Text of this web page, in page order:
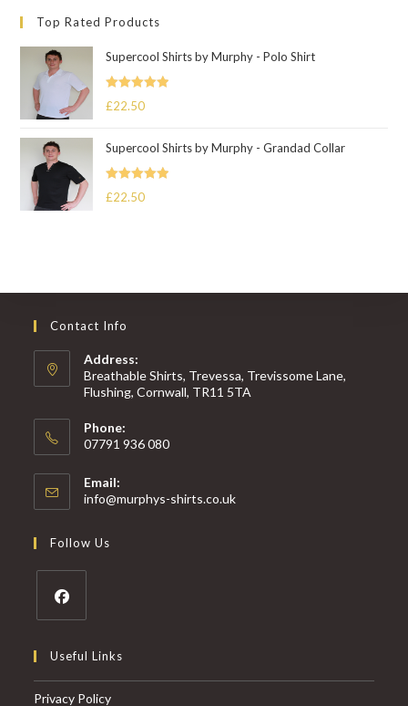
Top Rated Products
Supercool Shirts by Murphy - Polo Shirt
Rated 5.00
£22.50
Supercool Shirts by Murphy - Grandad Collar
Rated 5.00
£22.50
Contact Info
Address:
Breathable Shirts, Trevessa, Trevissome Lane,
Flushing, Cornwall, TR11 5TA
Phone:
07791 936 080
Email:
info@murphys-shirts.co.ukOpens
Follow Us
Useful Links
Privacy Policy